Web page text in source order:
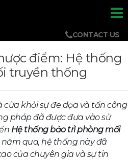
CONTACT US
điểm: Hệ thống
truyền thống
cửa khỏi sự đe dọa và tấn công
pháp đã được đưa vào sử
Hệ thống bảo trì phòng mối
năm qua, hệ thống này đã
của chuyên gia và sự tin